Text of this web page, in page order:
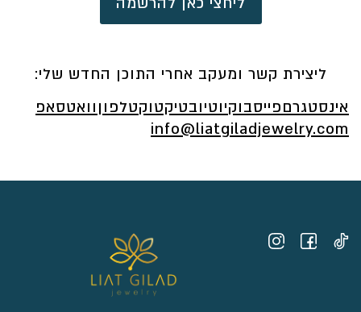
ליצירת קשר ומעקב אחרי התוכן החדש שלי:
אינסטגרםפייסבוקיוטיובטיקטוקטלפון וואטסאפ
info@liatgiladjewelry.com